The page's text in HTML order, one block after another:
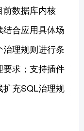
前数据库内核
合应用具体场
理规则进行条
求；支持插件
充SQL治理规